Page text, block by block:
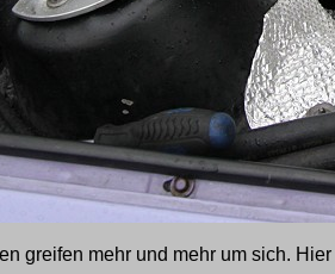
greifen mehr und mehr um sich.